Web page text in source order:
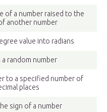
of a number raised to the
another number
value into radians
a random number
to a specified number of
places
sign of a number